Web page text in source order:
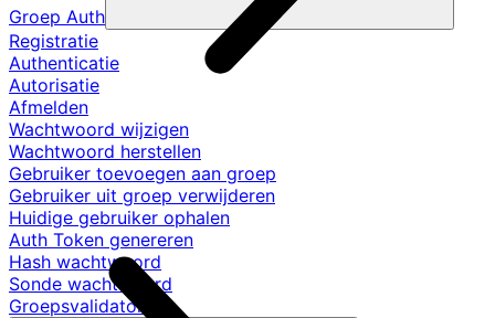
Groep Auth
Registratie
Authenticatie
Autorisatie
Afmelden
Wachtwoord wijzigen
Wachtwoord herstellen
Gebruiker toevoegen aan groep
Gebruiker uit groep verwijderen
Huidige gebruiker ophalen
Auth Token genereren
Hash wachtwoord
Sonde wachtwoord
Groepsvalidators